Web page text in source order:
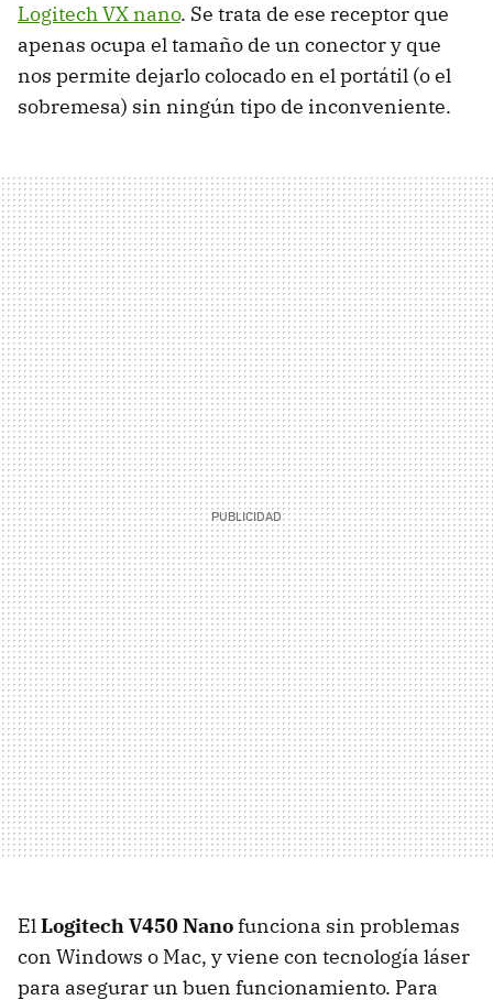
Logitech VX nano. Se trata de ese receptor que
apenas ocupa el tamaño de un conector y que
nos permite dejarlo colocado en el portátil (o el
sobremesa) sin ningún tipo de inconveniente.
ElLogitech V450 Nanofunciona sin problemas
con Windows o Mac, y viene con tecnología láser
para asegurar un buen funcionamiento. Para